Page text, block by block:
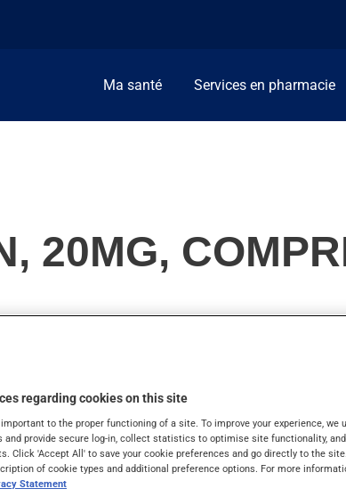
Ma santé Services en pharmacie
20MG,
on l'utilise pour diminuer les gras dans le
action.
possible que votre pharmacien vous ait indiqué
continue. Assurez-vous de ne jamais en manquer.
regarding cookies on this site
to the proper functioning of a site. To improve your experience, we
and provide secure log-in, collect statistics to optimise site functionality,
Click 'Accept All' to save your cookie preferences and go directly to the
of cookie types and additional preference options. For more
Statement